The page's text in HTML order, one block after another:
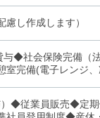
し作成します）
◆社会保険完備
完備(電子レンジ
◆従業員販売◆定